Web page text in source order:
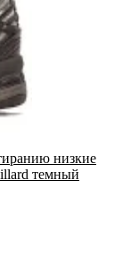
низкие
темный